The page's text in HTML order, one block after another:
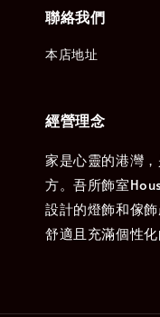
聯絡我們
本店地址
經營理念
家是心靈的港灣
方。吾所飾室
設計的燈飾和傢
舒適且充滿個性化